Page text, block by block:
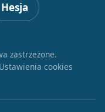
Hesja
zastrzeżone.
Ustawienia cookies